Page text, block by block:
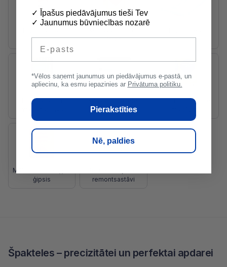
līmes
Līmēšanas un
Gatavās špakteles
Grīdu izlīdzinošie
Māls, smiltis, kaļķis,
ģipsis
remontsastāvi
Špakteles – precizitātei un perfektai apdarei
✓ Īpašus piedāvājumus tieši Tev
✓ Jaunumus būvniecības nozarē
*Vēlos saņemt jaunumus un piedāvājumus e-pastā, un
apliecinu, ka esmu iepazinies ar Privātuma politiku.
Pierakstīties
Nē, paldies